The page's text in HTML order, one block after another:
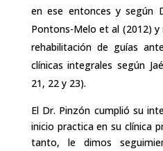
en ese entonces y según
Pontons-Melo et al (2012)
rehabilitación de guías
clínicas integrales según
21, 22 y 23).
El Dr. Pinzón cumplió su
inicio practica en su clínica
tanto, le dimos